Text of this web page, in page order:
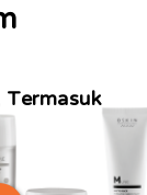
Termasuk